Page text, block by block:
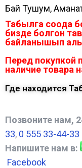
Бай Тушум,
Табылга соода
бизде болгон
байланышып
Перед покупкой
наличие товара
Где находится
Позвоните нам,
33, 0 555 33-44-33
Напишите нам в:
Facebook